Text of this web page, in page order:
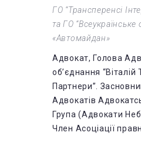
ГО “Трансперенсі
та ГО “Всеукраїнське
«Автомайдан»
Адвокат, Голова
об’єднання “Віталій
Партнери”.
Адвокатів
Група (Адвокати
Член Асоціації